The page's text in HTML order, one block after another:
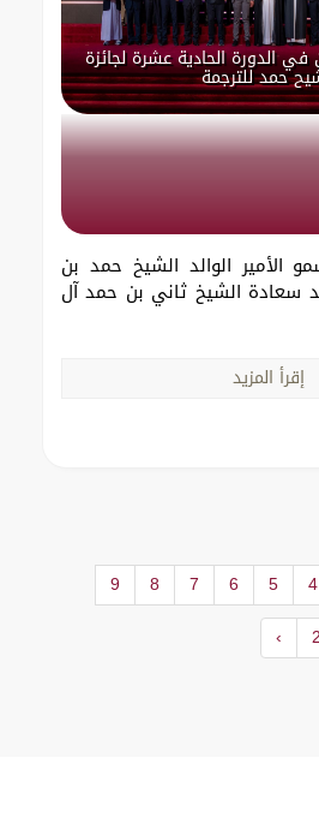
في الدورة الحادية عشرة لجائزة
حمد للترجمة
الأمير الوالد الشيخ حمد بن
سعادة الشيخ ثاني بن حمد آل
إقرأ المزيد
4
5
6
7
8
9
›